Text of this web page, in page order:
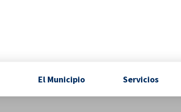
El Municipio Servicios